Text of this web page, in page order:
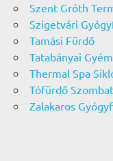
Szent Gróth
Szigetvári
Tamási Fürdő
Tatabányai
Thermal Spa
Tófürdő
Zalakaros